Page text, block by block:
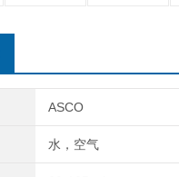
ASCO
水，空气